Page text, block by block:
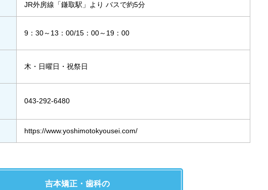
JR外房線「鎌取駅」より バスで約5分
9：30～13：00/15：00～19：00
木・日曜日・祝祭日
043-292-6480
https://www.yoshimotokyousei.com/
吉本矯正・歯科の